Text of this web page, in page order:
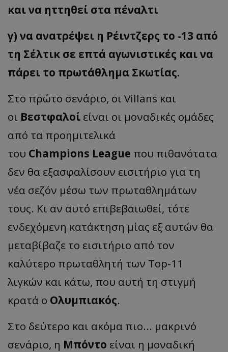
και να ηττηθεί στα πέναλτι
γ) να ανατρέψει η Ρέιντζερς το -13 από
τη Σέλτικ σε επτά αγωνιστικές και να
πάρει το πρωτάθλημα Σκωτίας.
Στο πρώτο σενάριο, οι Villans και
οι Βεστφαλοί είναι οι μοναδικές ομάδες
από τα προημιτελικά
του Champions League που πιθανότατα
δεν θα εξασφαλίσουν εισιτήριο για τη
νέα σεζόν μέσω των πρωταθλημάτων
τους. Κι αν αυτό επιβεβαιωθεί, τότε
ενδεχόμενη κατάκτηση μίας εξ αυτών θα
μεταβίβαζε το εισιτήριο από τον
καλύτερο πρωταθλητή των Top-11
λιγκών και κάτω, που αυτή τη στιγμή
κρατά ο Ολυμπιακός.
Στο δεύτερο και ακόμα πιο... μακρινό
σενάριο, η Μπόντο είναι η μοναδική